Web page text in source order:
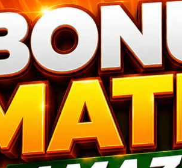
Sedang “On Fire”? Rahasia
Mengubah Negara Berkembang
Dunia
Creator: Bukan Sekadar Viral, Tapi
Platform X: Bukan Cuma Viral, Tapi Bisa